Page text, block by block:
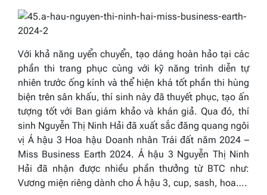
Với khả năng uyển chuyển, tạo dáng hoàn hảo tại các
phần thi trang phục cùng với kỹ năng trình diễn tự
nhiên trước ống kính và thể hiện khá tốt phần thi hùng
biện trên sân khấu, thí sinh này đã thuyết phục, tạo ấn
tượng tốt với Ban giám khảo và khán giả. Qua đó, thí
sinh Nguyễn Thị Ninh Hải đã xuất sắc đăng quang ngôi
vị Á hậu 3 Hoa hậu Doanh nhân Trái đất năm 2024 –
Miss Business Earth 2024. Á hậu 3 Nguyễn Thị Ninh
Hải đã nhận được nhiều phần thưởng từ BTC như:
Vương miện riêng dành cho Á hậu 3, cup, sash, hoa….